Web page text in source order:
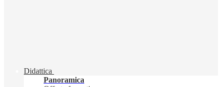
Didattica
Panoramica